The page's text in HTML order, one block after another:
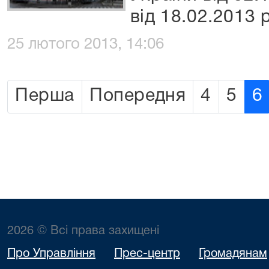
від 18.02.2013
25 лютого 2013, 14:06
Перша Попередня 4 5 6
2026 © Всі права захищені
Про Управління Прес-центр Громадянам